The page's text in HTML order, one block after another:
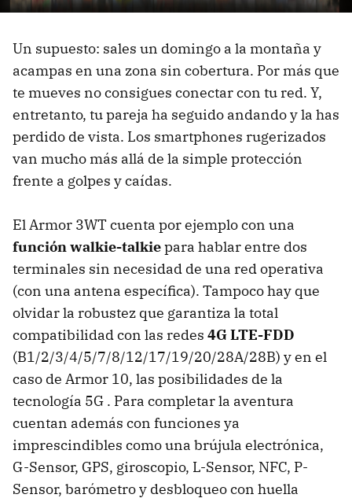
Un supuesto: sales un domingo a la montaña y
acampas en una zona sin cobertura. Por más que
te mueves no consigues conectar con tu red. Y,
entretanto, tu pareja ha seguido andando y la has
perdido de vista. Los smartphones rugerizados
van mucho más allá de la simple protección
frente a golpes y caídas.
El Armor 3WT cuenta por ejemplo con una
función walkie-talkiepara hablar entre dos
terminales sin necesidad de una red operativa
(con una antena específica). Tampoco hay que
olvidar la robustez que garantiza la total
compatibilidad con las redes 4G LTE-FDD
(B1/2/3/4/5/7/8/12/17/19/20/28A/28B) y en el
caso de Armor 10, las posibilidades de la
tecnología 5G . Para completar la aventura
cuentan además con funciones ya
imprescindibles como una brújula electrónica,
G-Sensor, GPS, giroscopio, L-Sensor, NFC, P-
Sensor, barómetro y desbloqueo con huella